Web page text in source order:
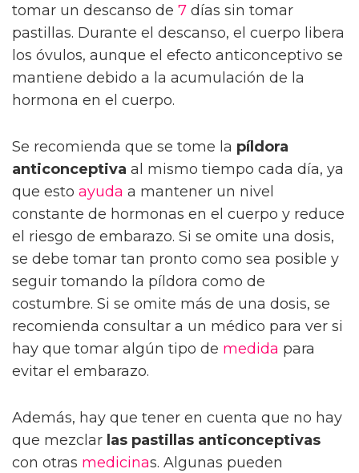
tomar un descanso de 7 días sin tomar
pastillas. Durante el descanso, el cuerpo libera
los óvulos, aunque el efecto anticonceptivo se
mantiene debido a la acumulación de la
hormona en el cuerpo.
Se recomienda que se tome la píldora
anticonceptiva al mismo tiempo cada día, ya
que esto ayuda a mantener un nivel
constante de hormonas en el cuerpo y reduce
el riesgo de embarazo. Si se omite una dosis,
se debe tomar tan pronto como sea posible y
seguir tomando la píldora como de
costumbre. Si se omite más de una dosis, se
recomienda consultar a un médico para ver si
hay que tomar algún tipo de medida para
evitar el embarazo.
Además, hay que tener en cuenta que no hay
que mezclar las pastillas anticonceptivas
con otras medicinas. Algunas pueden